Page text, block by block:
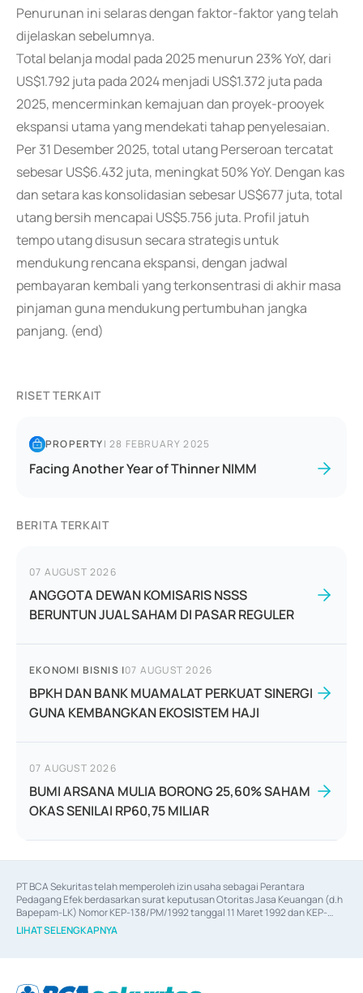
Penurunan ini selaras dengan faktor-faktor yang telah
dijelaskan sebelumnya.
Total belanja modal pada 2025 menurun 23% YoY, dari
US$1.792 juta pada 2024 menjadi US$1.372 juta pada
2025, mencerminkan kemajuan dan proyek-prooyek
ekspansi utama yang mendekati tahap penyelesaian.
Per 31 Desember 2025, total utang Perseroan tercatat
sebesar US$6.432 juta, meningkat 50% YoY. Dengan kas
dan setara kas konsolidasian sebesar US$677 juta, total
utang bersih mencapai US$5.756 juta. Profil jatuh
tempo utang disusun secara strategis untuk
mendukung rencana ekspansi, dengan jadwal
pembayaran kembali yang terkonsentrasi di akhir masa
pinjaman guna mendukung pertumbuhan jangka
panjang. (end)
RISET TERKAIT
PROPERTY|28 FEBRUARY 2025
Facing Another Year of Thinner NIMM
BERITA TERKAIT
07 AUGUST 2026
ANGGOTA DEWAN KOMISARIS NSSS
BERUNTUN JUAL SAHAM DI PASAR REGULER
EKONOMI BISNIS |07 AUGUST 2026
BPKH DAN BANK MUAMALAT PERKUAT SINERGI
GUNA KEMBANGKAN EKOSISTEM HAJI
07 AUGUST 2026
BUMI ARSANA MULIA BORONG 25,60% SAHAM
OKAS SENILAI RP60,75 MILIAR
PT BCA Sekuritas telah memperoleh izin usaha sebagai Perantara
Pedagang Efek berdasarkan surat keputusan Otoritas Jasa Keuangan (d.h
Bapepam-LK) Nomor KEP-138/PM/1992 tanggal 11 Maret 1992 dan KEP-
06/D.04/2014 tanggal 28 Februari 2014, izin usaha sebagai Penjamin Emisi
Efek berdasarkan surat keputusan Otoritas Jasa Keuangan Nomor KEP-
berdasarkan surat keputusan Otoritas Jasa Keuangan Nomor S-
LIHAT SELENGKAPNYA